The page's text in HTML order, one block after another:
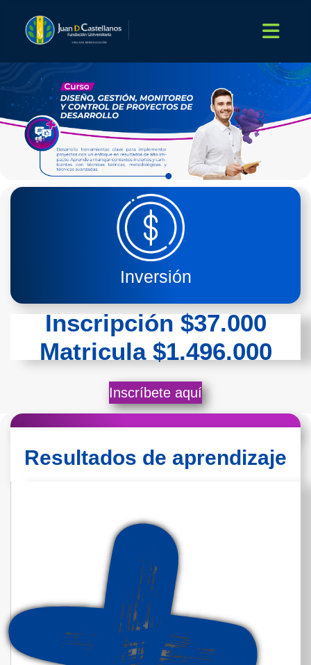
Inversión
Inscripción $37.000
Matricula $1.496.000
Inscríbete aquí
Resultados de aprendizaje